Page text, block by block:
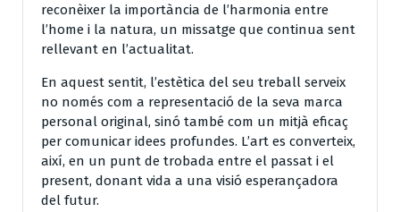
reconèixer la importància de l’harmonia entre
l’home i la natura, un missatge que continua sent
rellevant en l’actualitat.
En aquest sentit, l’estètica del seu treball serveix
no només com a representació de la seva marca
personal original, sinó també com un mitjà eficaç
per comunicar idees profundes. L’art es converteix,
així, en un punt de trobada entre el passat i el
present, donant vida a una visió esperançadora
del futur.